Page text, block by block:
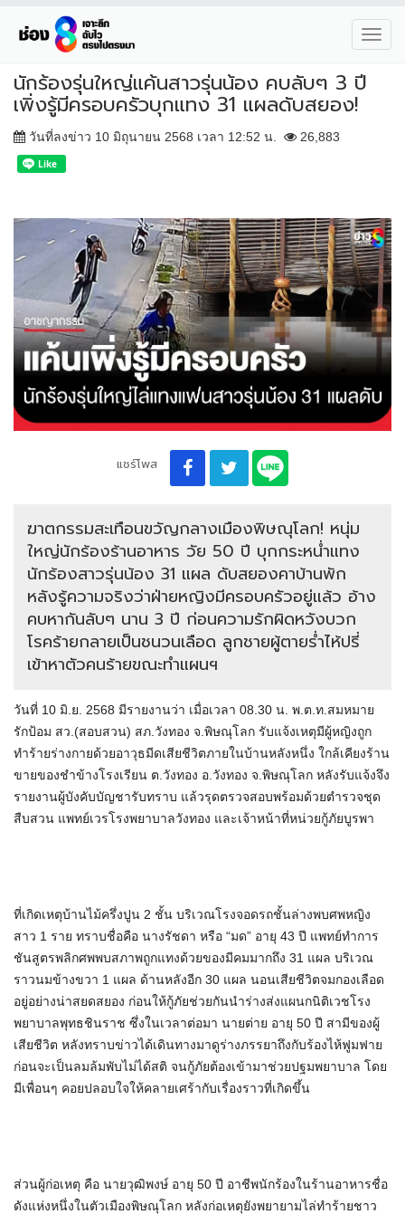
นักร้องรุ่นใหญ่แค้นสาวรุ่นน้อง คบลับๆ 3 ปี
เพิ่งรู้มีครอบครัวบุกแทง 31 แผลดับสยอง!
วันที่ลงข่าว 10 มิถุนายน 2568 เวลา 12:52 น. 26,883
แชร์โพส
ฆาตกรรมสะเทือนขวัญกลางเมืองพิษณุโลก! หนุ่ม
ใหญ่นักร้องร้านอาหาร วัย 50 ปี บุกกระหน่ำแทง
นักร้องสาวรุ่นน้อง 31 แผล ดับสยองคาบ้านพัก
หลังรู้ความจริงว่าฝ่ายหญิงมีครอบครัวอยู่แล้ว อ้าง
คบหากันลับๆ นาน 3 ปี ก่อนความรักผิดหวังบวก
โรคร้ายกลายเป็นชนวนเลือด ลูกชายผู้ตายร่ำไห้ปรี่
เข้าหาตัวคนร้ายขณะทำแผนฯ
วันที่ 10 มิ.ย. 2568 มีรายงานว่า เมื่อเวลา 08.30 น. พ.ต.ท.สมหมาย
รักป้อม สว.(สอบสวน) สภ.วังทอง จ.พิษณุโลก รับแจ้งเหตุมีผู้หญิงถูก
ทำร้ายร่างกายด้วยอาวุธมีดเสียชีวิตภายในบ้านหลังหนึ่ง ใกล้เคียงร้าน
ขายของชำข้างโรงเรียน ต.วังทอง อ.วังทอง จ.พิษณุโลก หลังรับแจ้งจึง
รายงานผู้บังคับบัญชารับทราบ แล้วรุดตรวจสอบพร้อมด้วยตำรวจชุด
สืบสวน แพทย์เวรโรงพยาบาลวังทอง และเจ้าหน้าที่หน่วยกู้ภัยบูรพา
ที่เกิดเหตุบ้านไม้ครึ่งปูน 2 ชั้น บริเวณโรงจอดรถชั้นล่างพบศพหญิง
สาว 1 ราย ทราบชื่อคือ นางรัชดา หรือ “มด” อายุ 43 ปี แพทย์ทำการ
ชันสูตรพลิกศพพบสภาพถูกแทงด้วยของมีคมมากถึง 31 แผล บริเวณ
ราวนมข้างขวา 1 แผล ด้านหลังอีก 30 แผล นอนเสียชีวิตจมกองเลือด
อยู่อย่างน่าสยดสยอง ก่อนให้กู้ภัยช่วยกันนำร่างส่งแผนกนิติเวชโรง
พยาบาลพุทธชินราช ซึ่งในเวลาต่อมา นายต่าย อายุ 50 ปี สามีของผู้
เสียชีวิต หลังทราบข่าวได้เดินทางมาดูร่างภรรยาถึงกับร้องไห้ฟูมฟาย
ก่อนจะเป็นลมล้มพับไม่ได้สติ จนกู้ภัยต้องเข้ามาช่วยปฐมพยาบาล โดย
มีเพื่อนๆ คอยปลอบใจให้คลายเศร้ากับเรื่องราวที่เกิดขึ้น
ส่วนผู้ก่อเหตุ คือ นายวุฒิพงษ์ อายุ 50 ปี อาชีพนักร้องในร้านอาหารชื่อ
ดังแห่งหนึ่งในตัวเมืองพิษณุโลก หลังก่อเหตุยังพยายามไล่ทำร้ายชาว